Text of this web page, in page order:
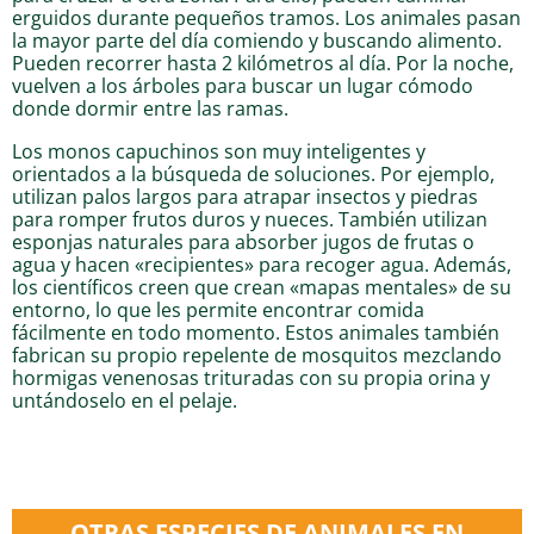
erguidos durante pequeños tramos. Los animales pasan
la mayor parte del día comiendo y buscando alimento.
Pueden recorrer hasta 2 kilómetros al día. Por la noche,
vuelven a los árboles para buscar un lugar cómodo
donde dormir entre las ramas.
Los monos capuchinos son muy inteligentes y
orientados a la búsqueda de soluciones. Por ejemplo,
utilizan palos largos para atrapar insectos y piedras
para romper frutos duros y nueces. También utilizan
esponjas naturales para absorber jugos de frutas o
agua y hacen «recipientes» para recoger agua. Además,
los científicos creen que crean «mapas mentales» de su
entorno, lo que les permite encontrar comida
fácilmente en todo momento. Estos animales también
fabrican su propio repelente de mosquitos mezclando
hormigas venenosas trituradas con su propia orina y
untándoselo en el pelaje.